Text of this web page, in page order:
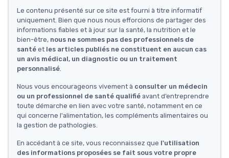
Le contenu présenté sur ce site est fourni à titre informatif
uniquement. Bien que nous nous efforcions de partager des
informations fiables et à jour sur la santé, la nutrition et le
bien-être, nous ne sommes pas des professionnels de
santé et les articles publiés ne constituent en aucun cas
un avis médical, un diagnostic ou un traitement
personnalisé.
Nous vous encourageons vivement à consulter un médecin
ou un professionnel de santé qualifié avant d’entreprendre
toute démarche en lien avec votre santé, notamment en ce
qui concerne l'alimentation, les compléments alimentaires ou
la gestion de pathologies.
En accédant à ce site, vous reconnaissez que l'utilisation
des informations proposées se fait sous votre propre